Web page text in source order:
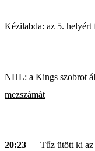
Kézilabda: az 5.
NHL: a Kings szobrot
mezszámát
20:23 — Tűz ütött ki az